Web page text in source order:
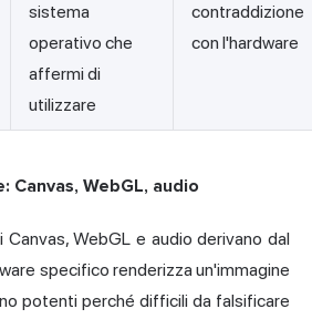
sistema
operativo che
affermi di
utilizzare
contraddizione
con l'hardware
Canvas, WebGL, audio
WebGL e audio derivano dal
specifico renderizza un'immagine
potenti perché difficili da falsificare